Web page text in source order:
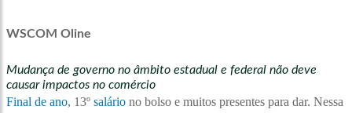
WSCOM Oline
Mudança de governo no âmbito estadual e federal não deve
causar impactos no comércio
Final de ano, 13º saláriono bolso e muitos presentes para dar. Nessa